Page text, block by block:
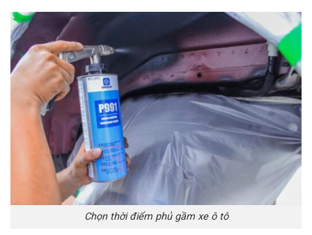
Chọn thời điểm phủ gầm xe ô tô